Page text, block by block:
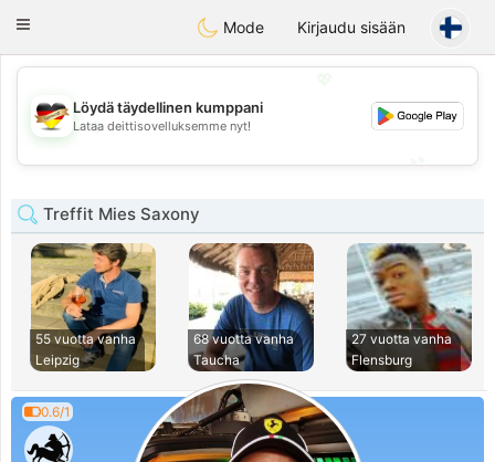
Deutsch Dating
Toggle
Mode Kirjaudu sisään
💖
💕
Löydä täydellinen kumppani
Lataa deittisovelluksemme nyt!
Treffit Mies Saxony
55 vuotta vanha
Leipzig
68 vuotta vanha
Taucha
27 vuotta vanha
Flensburg
0.6/1